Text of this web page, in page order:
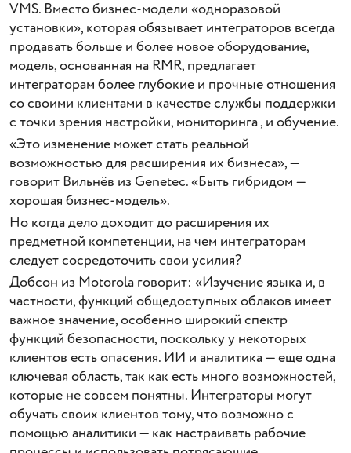
VMS. Вместо бизнес-модели «одноразовой
установки», которая обязывает интеграторов всегда
продавать больше и более новое оборудование,
модель, основанная на RMR, предлагает
интеграторам более глубокие и прочные отношения
со своими клиентами в качестве службы поддержки
с точки зрения настройки, мониторинга , и обучение.
«Это изменение может стать реальной
возможностью для расширения их бизнеса», —
говорит Вильнёв из Genetec. «Быть ​​гибридом —
хорошая бизнес-модель».
Но когда дело доходит до расширения их
предметной компетенции, на чем интеграторам
следует сосредоточить свои усилия?
Добсон из Motorola говорит: «Изучение языка и, в
частности, функций общедоступных облаков имеет
важное значение, особенно широкий спектр
функций безопасности, поскольку у некоторых
клиентов есть опасения. ИИ и аналитика — еще одна
ключевая область, так как есть много возможностей,
которые не совсем понятны. Интеграторы могут
обучать своих клиентов тому, что возможно с
помощью аналитики — как настраивать рабочие